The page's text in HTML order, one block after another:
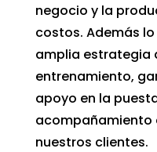
negocio y la
costos. Además
amplia estrategia
entrenamiento,
apoyo en la
acompañamiento
nuestros clientes.